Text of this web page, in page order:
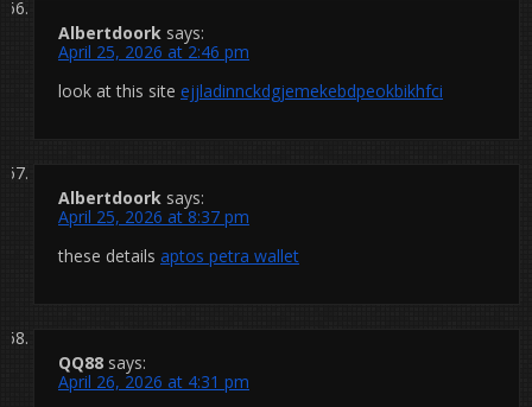
Albertdoork says:
April 25, 2026 at 2:46 pm
look at this site ejjladinnckdgjemekebdpeokbikhfci
Albertdoork says:
April 25, 2026 at 8:37 pm
these details aptos petra wallet
QQ88 says:
April 26, 2026 at 4:31 pm